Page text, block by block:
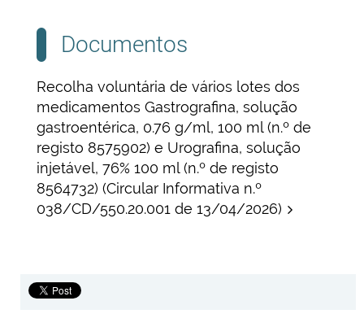
Documentos
Recolha voluntária de vários lotes dos
medicamentos Gastrografina, solução
gastroentérica, 0.76 g/ml, 100 ml (n.º de
registo 8575902) e Urografina, solução
injetável, 76% 100 ml (n.º de registo
8564732) (Circular Informativa n.º
038/CD/550.20.001 de 13/04/2026)